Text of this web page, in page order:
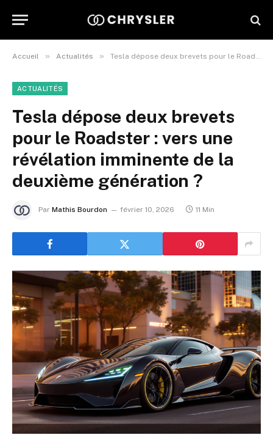
Accueil » Actualités » Tesla dépose deux brevets pour le Roadster : vers une révélation imminente de la deuxième génération ?
ACTUALITÉS
Tesla dépose deux brevets
pour le Roadster : vers une
révélation imminente de la
deuxième génération ?
Par Mathis Bourdon février 10, 2026 11 Min